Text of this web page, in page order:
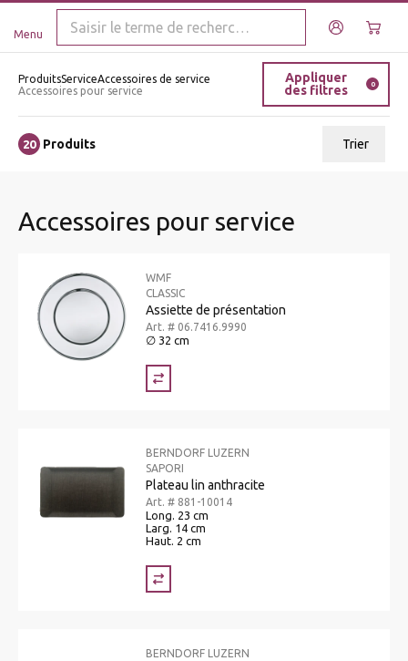
Menu
ProduitsServiceAccessoires de service
Accessoires pour service
Appliquer
des filtres
0
20 Produits Trier
Prix le plus bas
Nom Z - A
Accessoires pour service
WMF
CLASSIC
Assiette de présentation
Art. # 06.7416.9990
∅ 32 cm
BERNDORF LUZERN
SAPORI
Plateau lin anthracite
Art. # 881-10014
Long. 23 cm
Larg. 14 cm
Haut. 2 cm
BERNDORF LUZERN